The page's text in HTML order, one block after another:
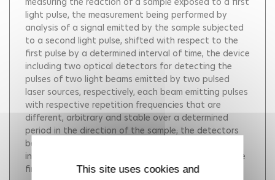
light pulse, the measurement being performed by
analysis of a signal emitted by the sample subjected
to a second light pulse, shifted with respect to the
first pulse by a determined interval of time, the device
including two optical detectors for detecting the
pulses of two light beams emitted by two pulsed
laser sources, respectively, each beam emitting pulses
with respective repetition frequencies that are
different, arbitrary and stable over a determined
period in the direction of the sample; the detectors
being connected to a computer for determining the
interval of time between two pulses coming from the
first and the second beam, respectively, and
This site uses cookies and